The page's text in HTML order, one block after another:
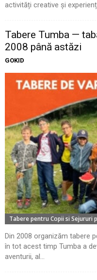
activități creative și
Tabere Tumba —
2008 până astăzi
GOKID
Tabere pentru Copii si Sejururi
Din 2008 organizăm tabere
în tot acest timp Tumba a
aventurii, al...